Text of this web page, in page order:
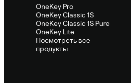
OneKey Pro
OneKey Classic 1S
OneKey Classic 1S Pure
OneKey Lite
Посмотреть все
продукты